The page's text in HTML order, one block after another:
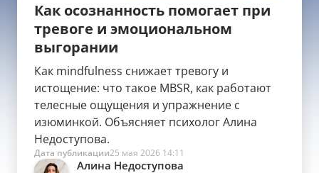
Как осознанность помогает при
тревоге и эмоциональном
выгорании
Как mindfulness снижает тревогу и
истощение: что такое MBSR, как работают
телесные ощущения и упражнение с
изюминкой. Объясняет психолог Алина
Недоступова.
Алина Недоступова
Дата публикации25 мая 2026 14:11